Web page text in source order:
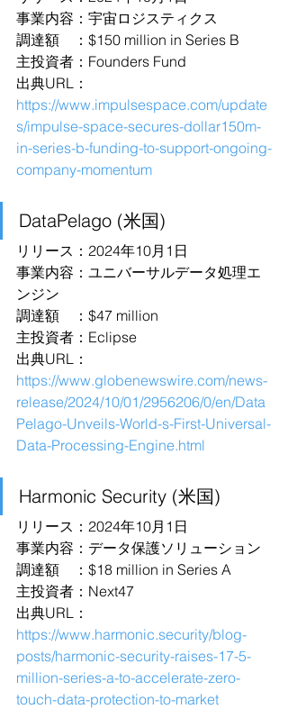
事業内容：宇宙ロジスティクス
調達額　：$150 million in Series B
主投資者：Founders Fund
出典URL：
https://www.impulsespace.com/update
s/impulse-space-secures-dollar150m-
in-series-b-funding-to-support-ongoing-
company-momentum
DataPelago (米国)
リリース：2024年10月1日
事業内容：ユニバーサルデータ処理エ
ンジン
調達額　：$47 million
主投資者：Eclipse
出典URL：
https://www.globenewswire.com/news-
release/2024/10/01/2956206/0/en/Data
Pelago-Unveils-World-s-First-Universal-
Data-Processing-Engine.html
Harmonic Security (米国)
リリース：2024年10月1日
事業内容：データ保護ソリューション
調達額　：$18 million in Series A
主投資者：Next47
出典URL：
https://www.harmonic.security/blog-
posts/harmonic-security-raises-17-5-
million-series-a-to-accelerate-zero-
touch-data-protection-to-market